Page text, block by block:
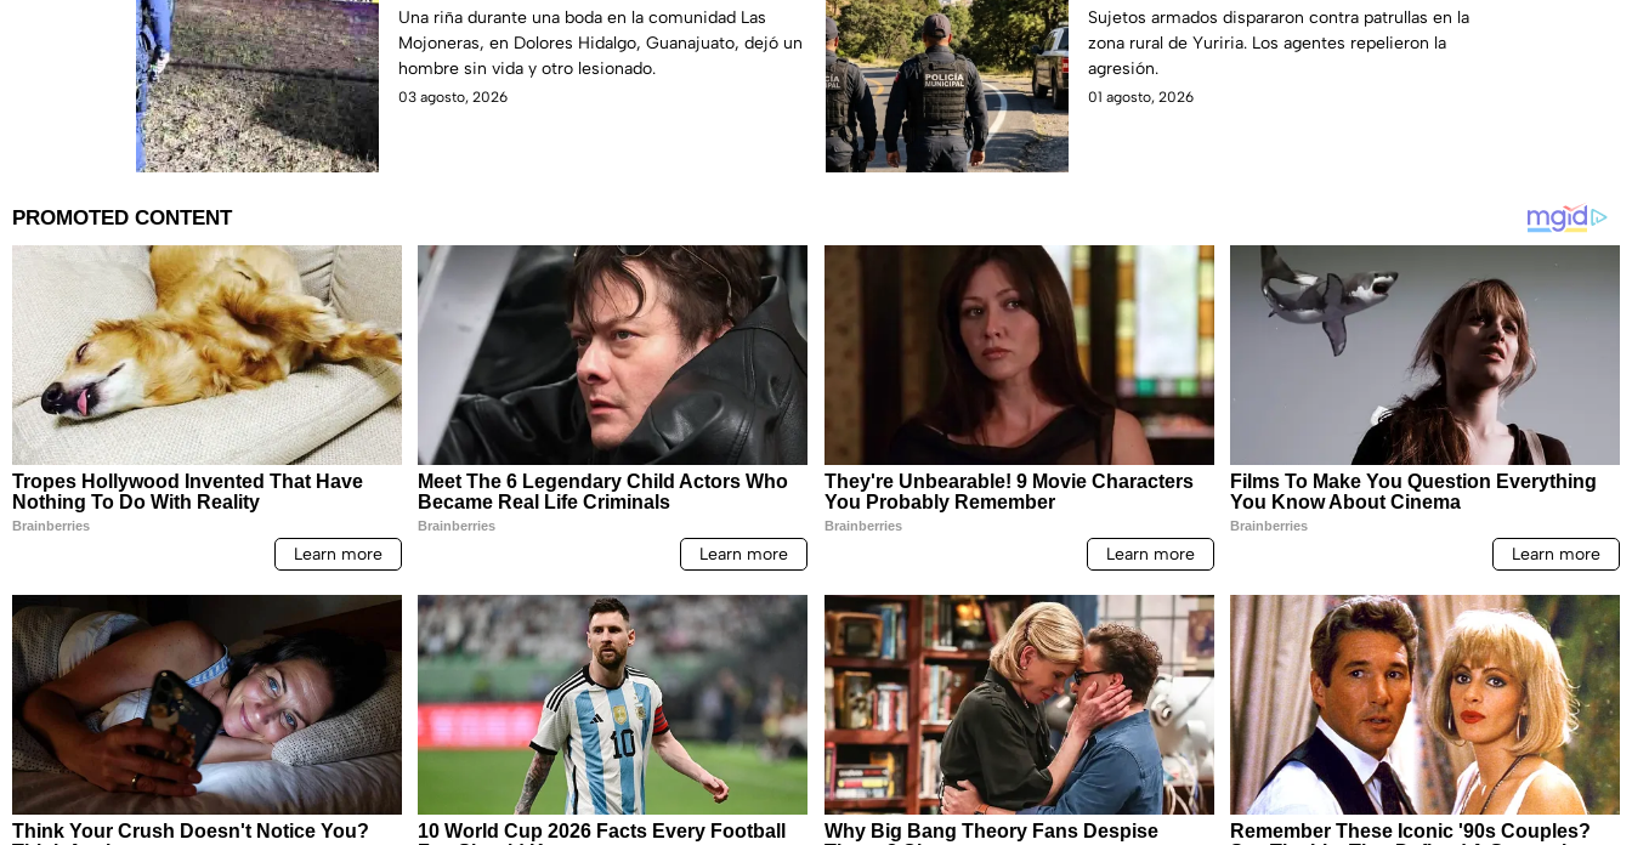
pleno festejo; otro terminó herido: Así
ocurrió
Una riña durante una boda en la comunidad Las
Mojoneras, en Dolores Hidalgo, Guanajuato, dejó un
hombre sin vida y otro lesionado.
03 agosto, 2026
Sujetos armados dispararon contra patrullas en la
zona rural de Yuriria. Los agentes repelieron la
agresión.
01 agosto, 2026